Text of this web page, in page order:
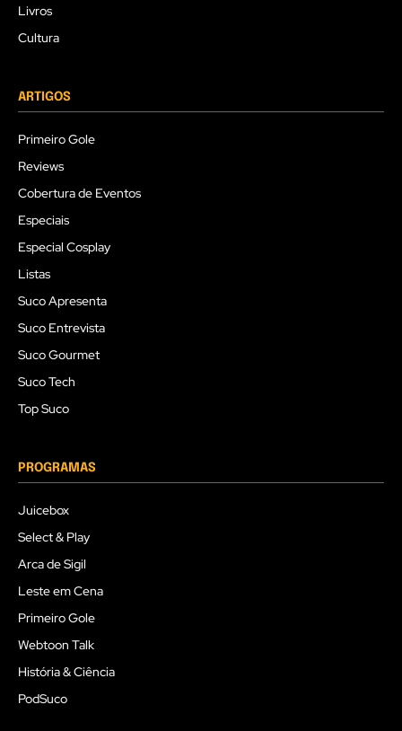
Livros
Cultura
ARTIGOS
Primeiro Gole
Reviews
Cobertura de Eventos
Especiais
Especial Cosplay
Listas
Suco Apresenta
Suco Entrevista
Suco Gourmet
Suco Tech
Top Suco
PROGRAMAS
Juicebox
Select & Play
Arca de Sigil
Leste em Cena
Primeiro Gole
Webtoon Talk
História & Ciência
PodSuco